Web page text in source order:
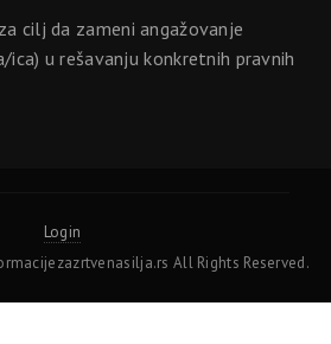
cilj da zameni angažovanje
u rešavanju konkretnih pravnih
Login
All Rights Reserved.